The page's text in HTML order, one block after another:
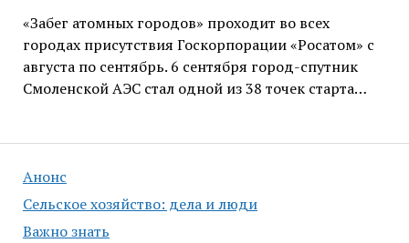
Анонс
Сельское хозяйство: дела и люди
Важно знать
«Забег атомных городов» проходит во всех
городах присутствия Госкорпорации «Росатом» с
августа по сентябрь. 6 сентября город-спутник
Смоленской АЭС стал одной из 38 точек старта…